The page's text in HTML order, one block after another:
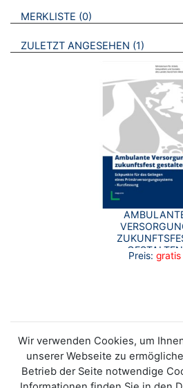
VERWEISE AUF VERMERKTE-
MERKLISTE 0 BROSCHÜREN
ZULETZT ANGESEHEN 1
GESTALTEN
Preis: gratis
Wir verwenden Cookies, um
unserer Webseite zu
Betrieb der Seite notwendige